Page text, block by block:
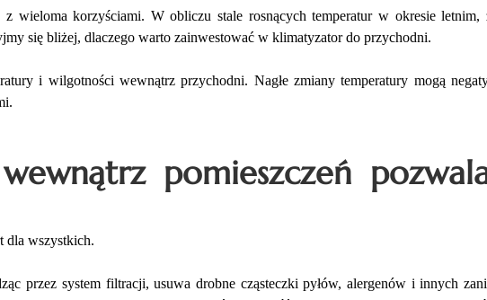
wieloma korzyściami. W obliczu stale rosnących temperatur w okresie
się bliżej, dlaczego warto zainwestować w klimatyzator do przychodni.
i wilgotności wewnątrz przychodni. Nagłe zmiany temperatury mogą
pomieszczeń
dla wszystkich.
przez system filtracji, usuwa drobne cząsteczki pyłów, alergenów i innych